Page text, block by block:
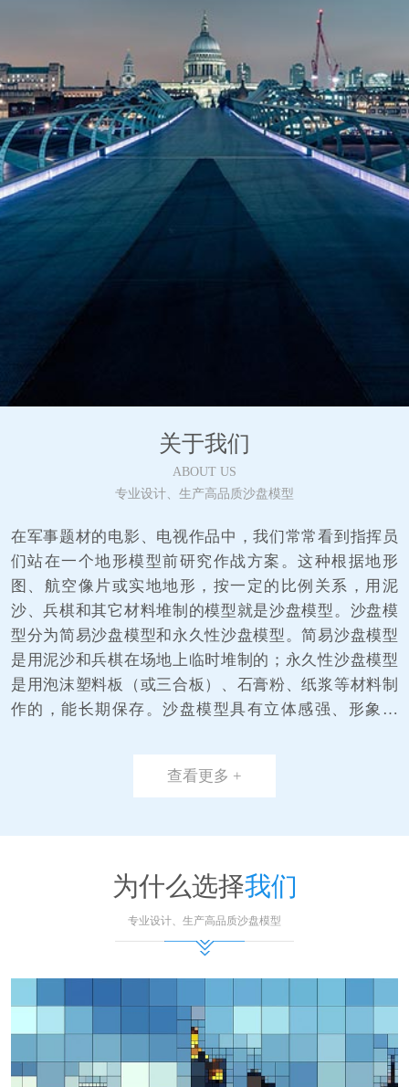
关于我们
ABOUT US
专业设计、生产高品质沙盘模型
在军事题材的电影、电视作品中，我们常常看到指挥员
们站在一个地形模型前研究作战方案。这种根据地形
图、航空像片或实地地形，按一定的比例关系，用泥
沙、兵棋和其它材料堆制的模型就是沙盘模型。沙盘模
型分为简易沙盘模型和永久性沙盘模型。简易沙盘模型
是用泥沙和兵棋在场地上临时堆制的；永久性沙盘模型
是用泡沫塑料板（或三合板）、石膏粉、纸浆等材料制
作的，能长期保存。沙盘模型具有立体感强、形象直
泛，能形象地显示作战地区的地形，表示敌我阵地组
成、兵力部署和兵器配置等情况。军事指挥员常用以研
练，研究战例和总结作战经验等。沙盘...
查看更多 +
为什么选择我们
专业设计、生产高品质沙盘模型